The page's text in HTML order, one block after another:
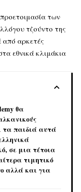
των
τζούντο της
από αρκετές
εθνικά κλιμάκια
θα
τα παιδιά αυτά
σε μια τέτοια
τιμητικό
αλλά και για